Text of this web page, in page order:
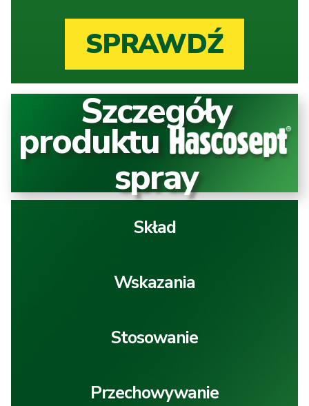
SPRAWDŹ
Szczegóły
produktu
spray
Skład
Wskazania
Stosowanie
Przechowywanie